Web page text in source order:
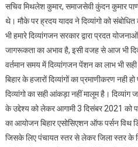
सचिव मिथलेश कुमार, समाजसेवी कुंदन कुमार
थे। मौके पर ह्रदय यादव ने दिव्यांगो को
भी हमारे दिव्यांगजन सरकार द्वारा प्रदत
जागरूकता का अभाव है, इसी वजह से आज भी
वर्तमान समय में दिव्यांगजन पेंशन का लाभ भी
बिहार के हजारों दिव्यांगों का प्रमाणीकरण नही
दिव्यांगो का सही आंकड़ा नहीं मालूम है। दिव्यांग
के उद्देश्य को लेकर आगामी 3 दिसंबर 2021 को
का आयोजन बिहार एसोसिएशन ऑफ पर्सन विथ
जिसके लिए पंचायत स्तर से लेकर जिला स्तर के